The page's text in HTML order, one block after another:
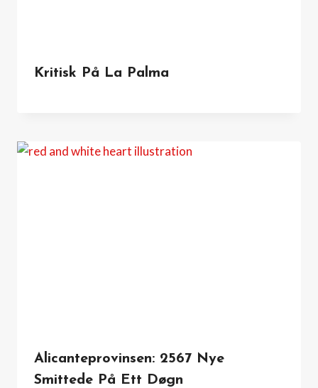
Kritisk På La Palma
Alicanteprovinsen: 2567 Nye
Smittede På Ett Døgn